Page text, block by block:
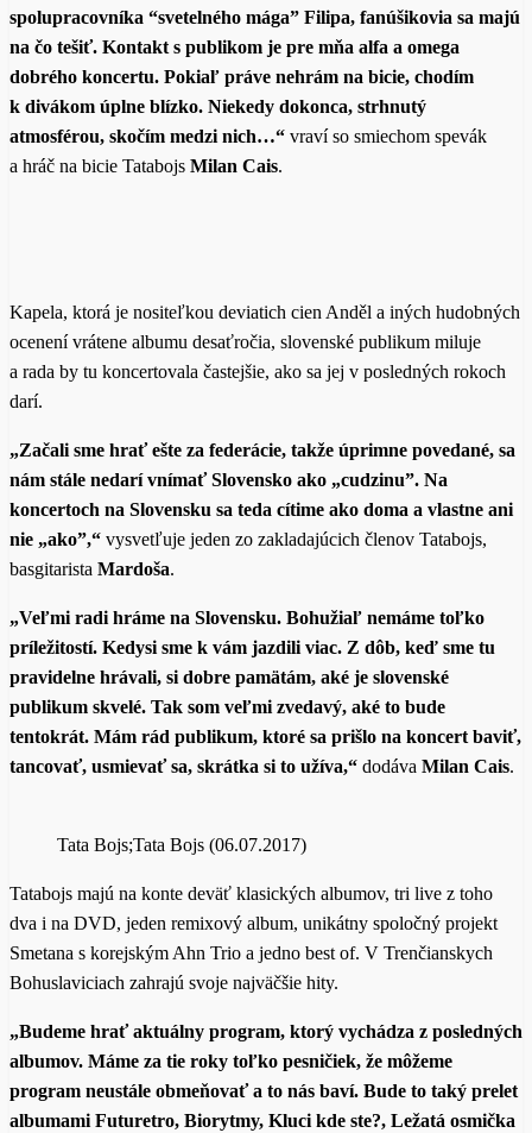
spolupracovníka “svetelného mága” Filipa, fanúšikovia sa majú
na čo tešiť. Kontakt s publikom je pre mňa alfa a omega
dobrého koncertu. Pokiaľ práve nehrám na bicie, chodím
k divákom úplne blízko. Niekedy dokonca, strhnutý
atmosférou, skočím medzi nich…“ vraví so smiechom spevák
a hráč na bicie Tatabojs Milan Cais.
Kapela, ktorá je nositeľkou deviatich cien Anděl a iných hudobných
ocenení vrátene albumu desaťročia, slovenské publikum miluje
a rada by tu koncertovala častejšie, ako sa jej v posledných rokoch
darí.
„Začali sme hrať ešte za federácie, takže úprimne povedané, sa
nám stále nedarí vnímať Slovensko ako „cudzinu”. Na
koncertoch na Slovensku sa teda cítime ako doma a vlastne ani
nie „ako”,“ vysvetľuje jeden zo zakladajúcich členov Tatabojs,
basgitarista Mardoša.
„Veľmi radi hráme na Slovensku. Bohužiaľ nemáme toľko
príležitostí. Kedysi sme k vám jazdili viac. Z dôb, keď sme tu
pravidelne hrávali, si dobre pamätám, aké je slovenské
publikum skvelé. Tak som veľmi zvedavý, aké to bude
tentokrát. Mám rád publikum, ktoré sa prišlo na koncert baviť,
tancovať, usmievať sa, skrátka si to užíva,“ dodáva Milan Cais.
Tata Bojs;Tata Bojs (06.07.2017)
Tatabojs majú na konte deväť klasických albumov, tri live z toho
dva i na DVD, jeden remixový album, unikátny spoločný projekt
Smetana s korejským Ahn Trio a jedno best of. V Trenčianskych
Bohuslaviciach zahrajú svoje najväčšie hity.
„Budeme hrať aktuálny program, ktorý vychádza z posledných
albumov. Máme za tie roky toľko pesničiek, že môžeme
program neustále obmeňovať a to nás baví. Bude to taký prelet
albumami Futuretro, Biorytmy, Kluci kde ste?, Ležatá osmička